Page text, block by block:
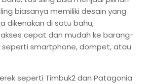
biasanya memiliki desain yang
dikenakan di satu bahu,
cepat dan mudah ke barang-
smartphone, dompet, atau
seperti Timbuk2 dan Patagonia